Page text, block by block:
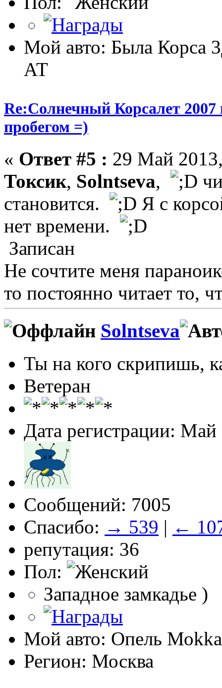
Мой авто: Была Корса
АТ
Re:Солнечный Корсалет
пробегом =)
« Ответ #5 : 29 Май
Токсик, Solntseva,
становится.
Я с
нет времени.
Записан
Не сочтите меня
то постоянно читает то,
Solntseva
Ты на кого скрипишь,
Ветеран
Дата регистрации: Май
Сообщений: 7005
Спасибо: → 539 | ←
репутация: 36
Пол:
Западное замкадье )
Мой авто: Опель
Регион: Москва